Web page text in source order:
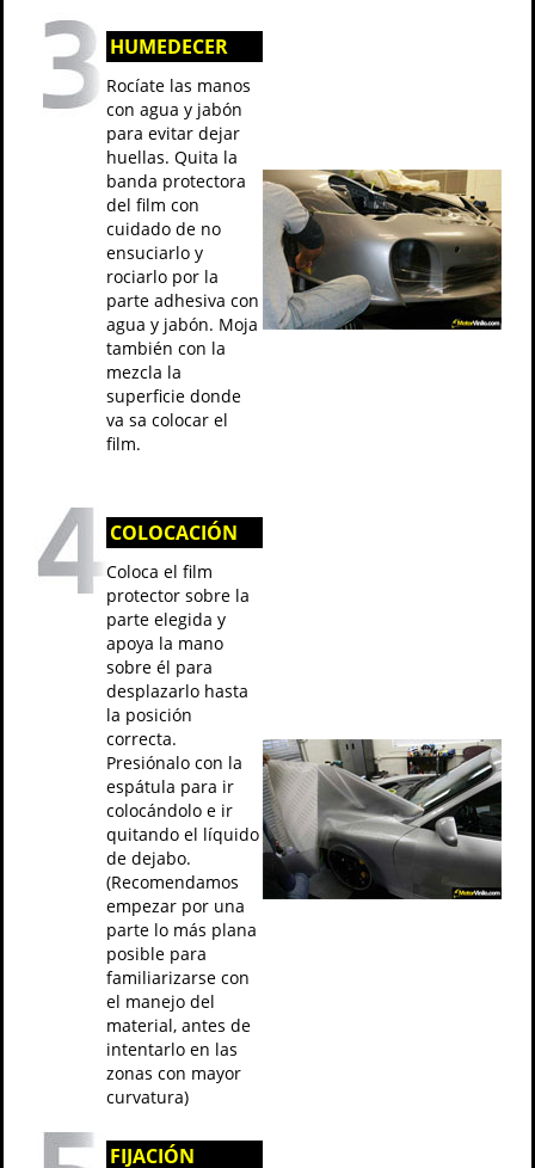
HUMEDECER
Rocíate las manos
con agua y jabón
para evitar dejar
huellas. Quita la
banda protectora
del film con
cuidado de no
ensuciarlo y
rociarlo por la
parte adhesiva con
agua y jabón. Moja
también con la
mezcla la
superficie donde
va sa colocar el
film.
COLOCACIÓN
Coloca el film
protector sobre la
parte elegida y
apoya la mano
sobre él para
desplazarlo hasta
la posición
correcta.
Presiónalo con la
espátula para ir
colocándolo e ir
quitando el líquido
de dejabo.
(Recomendamos
empezar por una
parte lo más plana
posible para
familiarizarse con
el manejo del
material, antes de
intentarlo en las
zonas con mayor
curvatura)
FIJACIÓN